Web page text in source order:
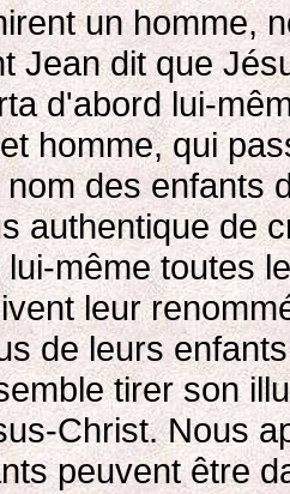
un homme,
Jean dit que
d'abord lui-
homme, qui
des enfants
authentique de
lui-même toutes
leur
de leurs
tirer son
Christ. Nous
peuvent être